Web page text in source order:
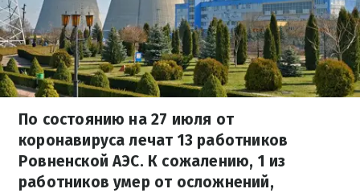
По состоянию на 27 июля от
коронавируса лечат 13 работников
Ровненской АЭС. К сожалению, 1 из
работников умер от осложнений,